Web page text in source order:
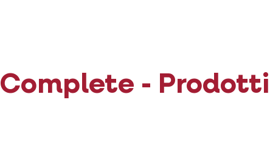
Complete - Prodotti